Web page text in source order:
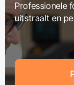
Professionele
uitstraalt en